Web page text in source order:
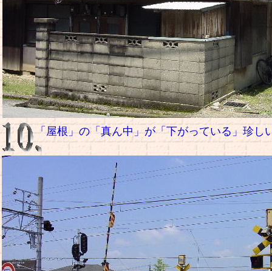
「屋根」の「真ん中」が「下がっている」珍し